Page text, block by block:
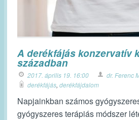
A derékfájás konzervatív
században
2017. április 19. 16:00 dr. Ferenc
derékfájás, derékfájdalom
Napjainkban számos
gyógyszeres terápiás módszer